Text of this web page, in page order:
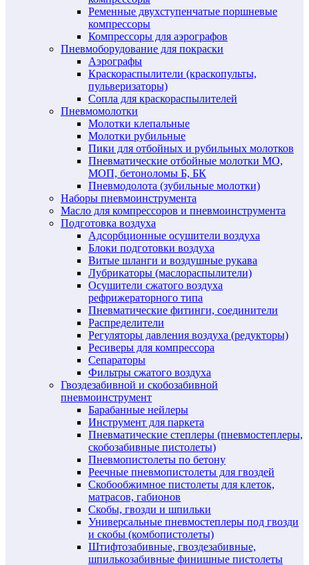
Ременные двухступенчатые поршневые
компрессоры
Компрессоры для аэрографов
Пневмоборудование для покраски
Аэрографы
Краскораспылители (краскопульты,
пульверизаторы)
Сопла для краскораспылителей
Пневмомолотки
Молотки клепальные
Молотки рубильные
Пики для отбойных и рубильных молотков
Пневматические отбойные молотки МО,
МОП, бетоноломы Б, БК
Пневмодолота (зубильные молотки)
Наборы пневмоинструмента
Масло для компрессоров и пневмоинструмента
Подготовка воздуха
Адсорбционные осушители воздуха
Блоки подготовки воздуха
Витые шланги и воздушные рукава
Лубрикаторы (маслораспылители)
Осушители сжатого воздуха
рефрижераторного типа
Пневматические фитинги, соединители
Распределители
Регуляторы давления воздуха (редукторы)
Ресиверы для компрессора
Сепараторы
Фильтры сжатого воздуха
Гвоздезабивной и скобозабивной
пневмоинструмент
Барабанные нейлеры
Инструмент для паркета
Пневматические степлеры (пневмостеплеры,
скобозабивные пистолеты)
Пневмопистолеты по бетону
Реечные пневмопистолеты для гвоздей
Скобообжимное пистолеты для клеток,
матрасов, габионов
Скобы, гвозди и шпильки
Универсальные пневмостеплеры под гвозди
и скобы (комбопистолеты)
Штифтозабивные, гвоздезабивные,
шпилькозабивные финишные пистолеты